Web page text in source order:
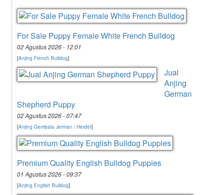
For Sale Puppy Female White French Bulldog
02 Agustus 2026 - 12:01
[Anjing French Bulldog]
Jual
Anjing
German
Shepherd Puppy
02 Agustus 2026 - 07:47
[Anjing Gembala Jerman / Herder]
Premium Quality English Bulldog Puppies
01 Agustus 2026 - 09:37
[Anjing English Bulldog]